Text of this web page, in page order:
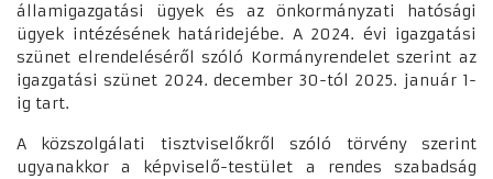
államigazgatási ügyek és az önkormányzati hatósági
ügyek intézésének határidejébe. A 2024. évi igazgatási
szünet elrendeléséről szóló Kormányrendelet szerint az
igazgatási szünet 2024. december 30-tól 2025. január 1-
ig tart.
A közszolgálati tisztviselőkről szóló törvény szerint
ugyanakkor a képviselő-testület a rendes szabadság